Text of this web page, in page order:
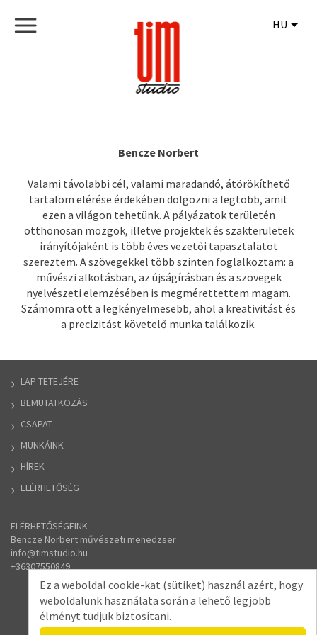
HU
Bencze Norbert
Valami távolabbi cél, valami maradandó, átörökíthető
tartalom elérése érdekében dolgozni a legtöbb, amit
ezen a világon tehetünk. A pályázatok területén
otthonosan mozgok, illetve projektek és szakterületek
irányítójaként is több éves vezetői tapasztalatot
szereztem. A szövegekkel több szinten foglalkoztam: a
művészi alkotásban, az újságírásban és a szövegek
nyelvészeti elemzésében is megmérettettem magam.
Számomra ott a legkényelmesebb, ahol a kreativitást és
a precizitást követelő munka találkozik.
LAP TETEJÉRE
BEMUTATKOZÁS
CSAPAT
MUNKÁINK
HÍREK
ELÉRHETŐSÉG
ELÉRHETŐSÉGEINK
Bencze Norbert művészeti menedzser
​info@timstudio.hu
​+36307550849
Ez a weboldal cookie-kat (sütiket) használ azért, hogy
weboldalunk használata során a lehető legjobb
élményt tudjuk biztosítani.